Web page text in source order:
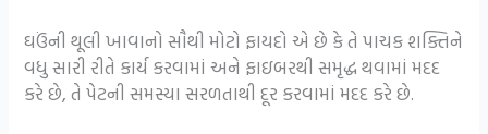
ઘઉંની થૂલી ખાવાનો સૌથી મોટો ફાયદો એ છે કે તે પાચક શક્તિને
વધુ સારી રીતે કાર્ય કરવામાં અને ફાઇબરથી સમૃદ્ધ થવામાં મદદ
કરે છે, તે પેટની સમસ્યા સરળતાથી દૂર કરવામાં મદદ કરે છે.